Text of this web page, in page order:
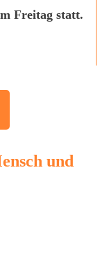
Freitag statt.
und